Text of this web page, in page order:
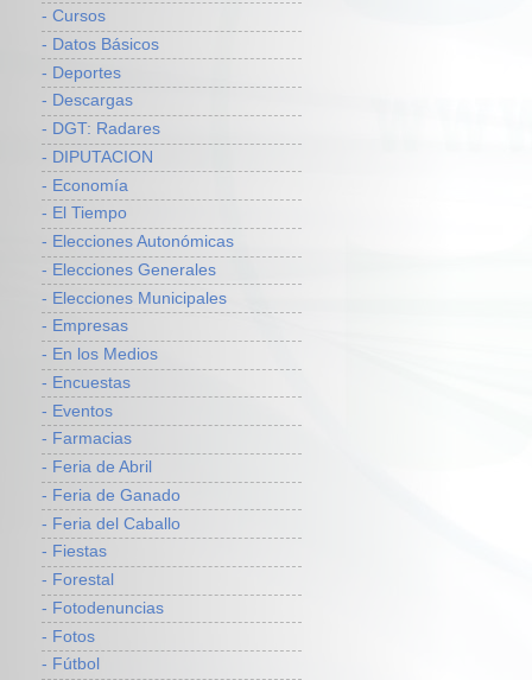
- Cursos
- Datos Básicos
- Deportes
- Descargas
- DGT: Radares
- DIPUTACION
- Economía
- El Tiempo
- Elecciones Autonómicas
- Elecciones Generales
- Elecciones Municipales
- Empresas
- En los Medios
- Encuestas
- Eventos
- Farmacias
- Feria de Abril
- Feria de Ganado
- Feria del Caballo
- Fiestas
- Forestal
- Fotodenuncias
- Fotos
- Fútbol